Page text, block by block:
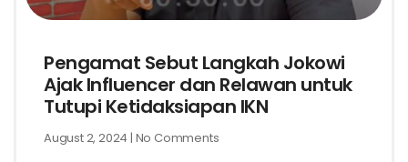
Pengamat Sebut Langkah Jokowi
Ajak Influencer dan Relawan untuk
Tutupi Ketidaksiapan IKN
August 2, 2024 No Comments